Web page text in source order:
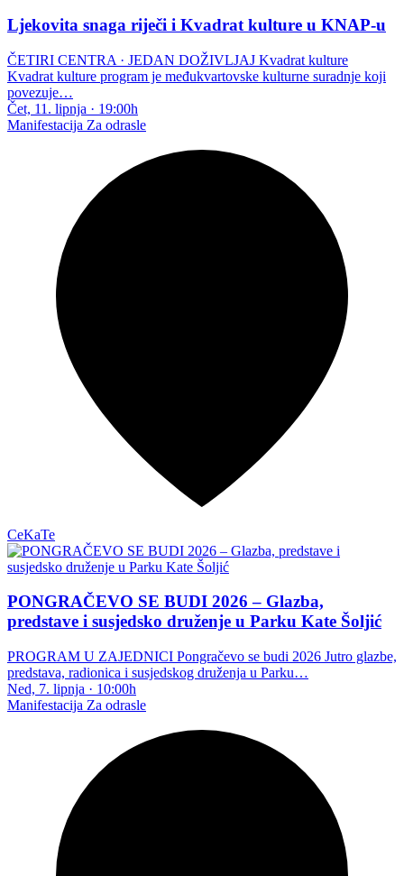
Ljekovita snaga riječi i Kvadrat kulture u KNAP-u
ČETIRI CENTRA · JEDAN DOŽIVLJAJ Kvadrat kulture
Kvadrat kulture program je međukvartovske kulturne suradnje koji
povezuje…
Čet, 11. lipnja · 19:00h
Manifestacija Za odrasle
CeKaTe
PONGRAČEVO SE BUDI 2026 – Glazba,
predstave i susjedsko druženje u Parku Kate Šoljić
PROGRAM U ZAJEDNICI Pongračevo se budi 2026 Jutro glazbe,
predstava, radionica i susjedskog druženja u Parku…
Ned, 7. lipnja · 10:00h
Manifestacija Za odrasle